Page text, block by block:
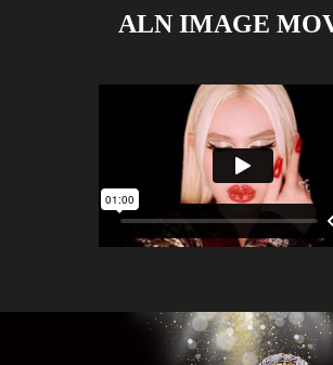
ALN IMAGE